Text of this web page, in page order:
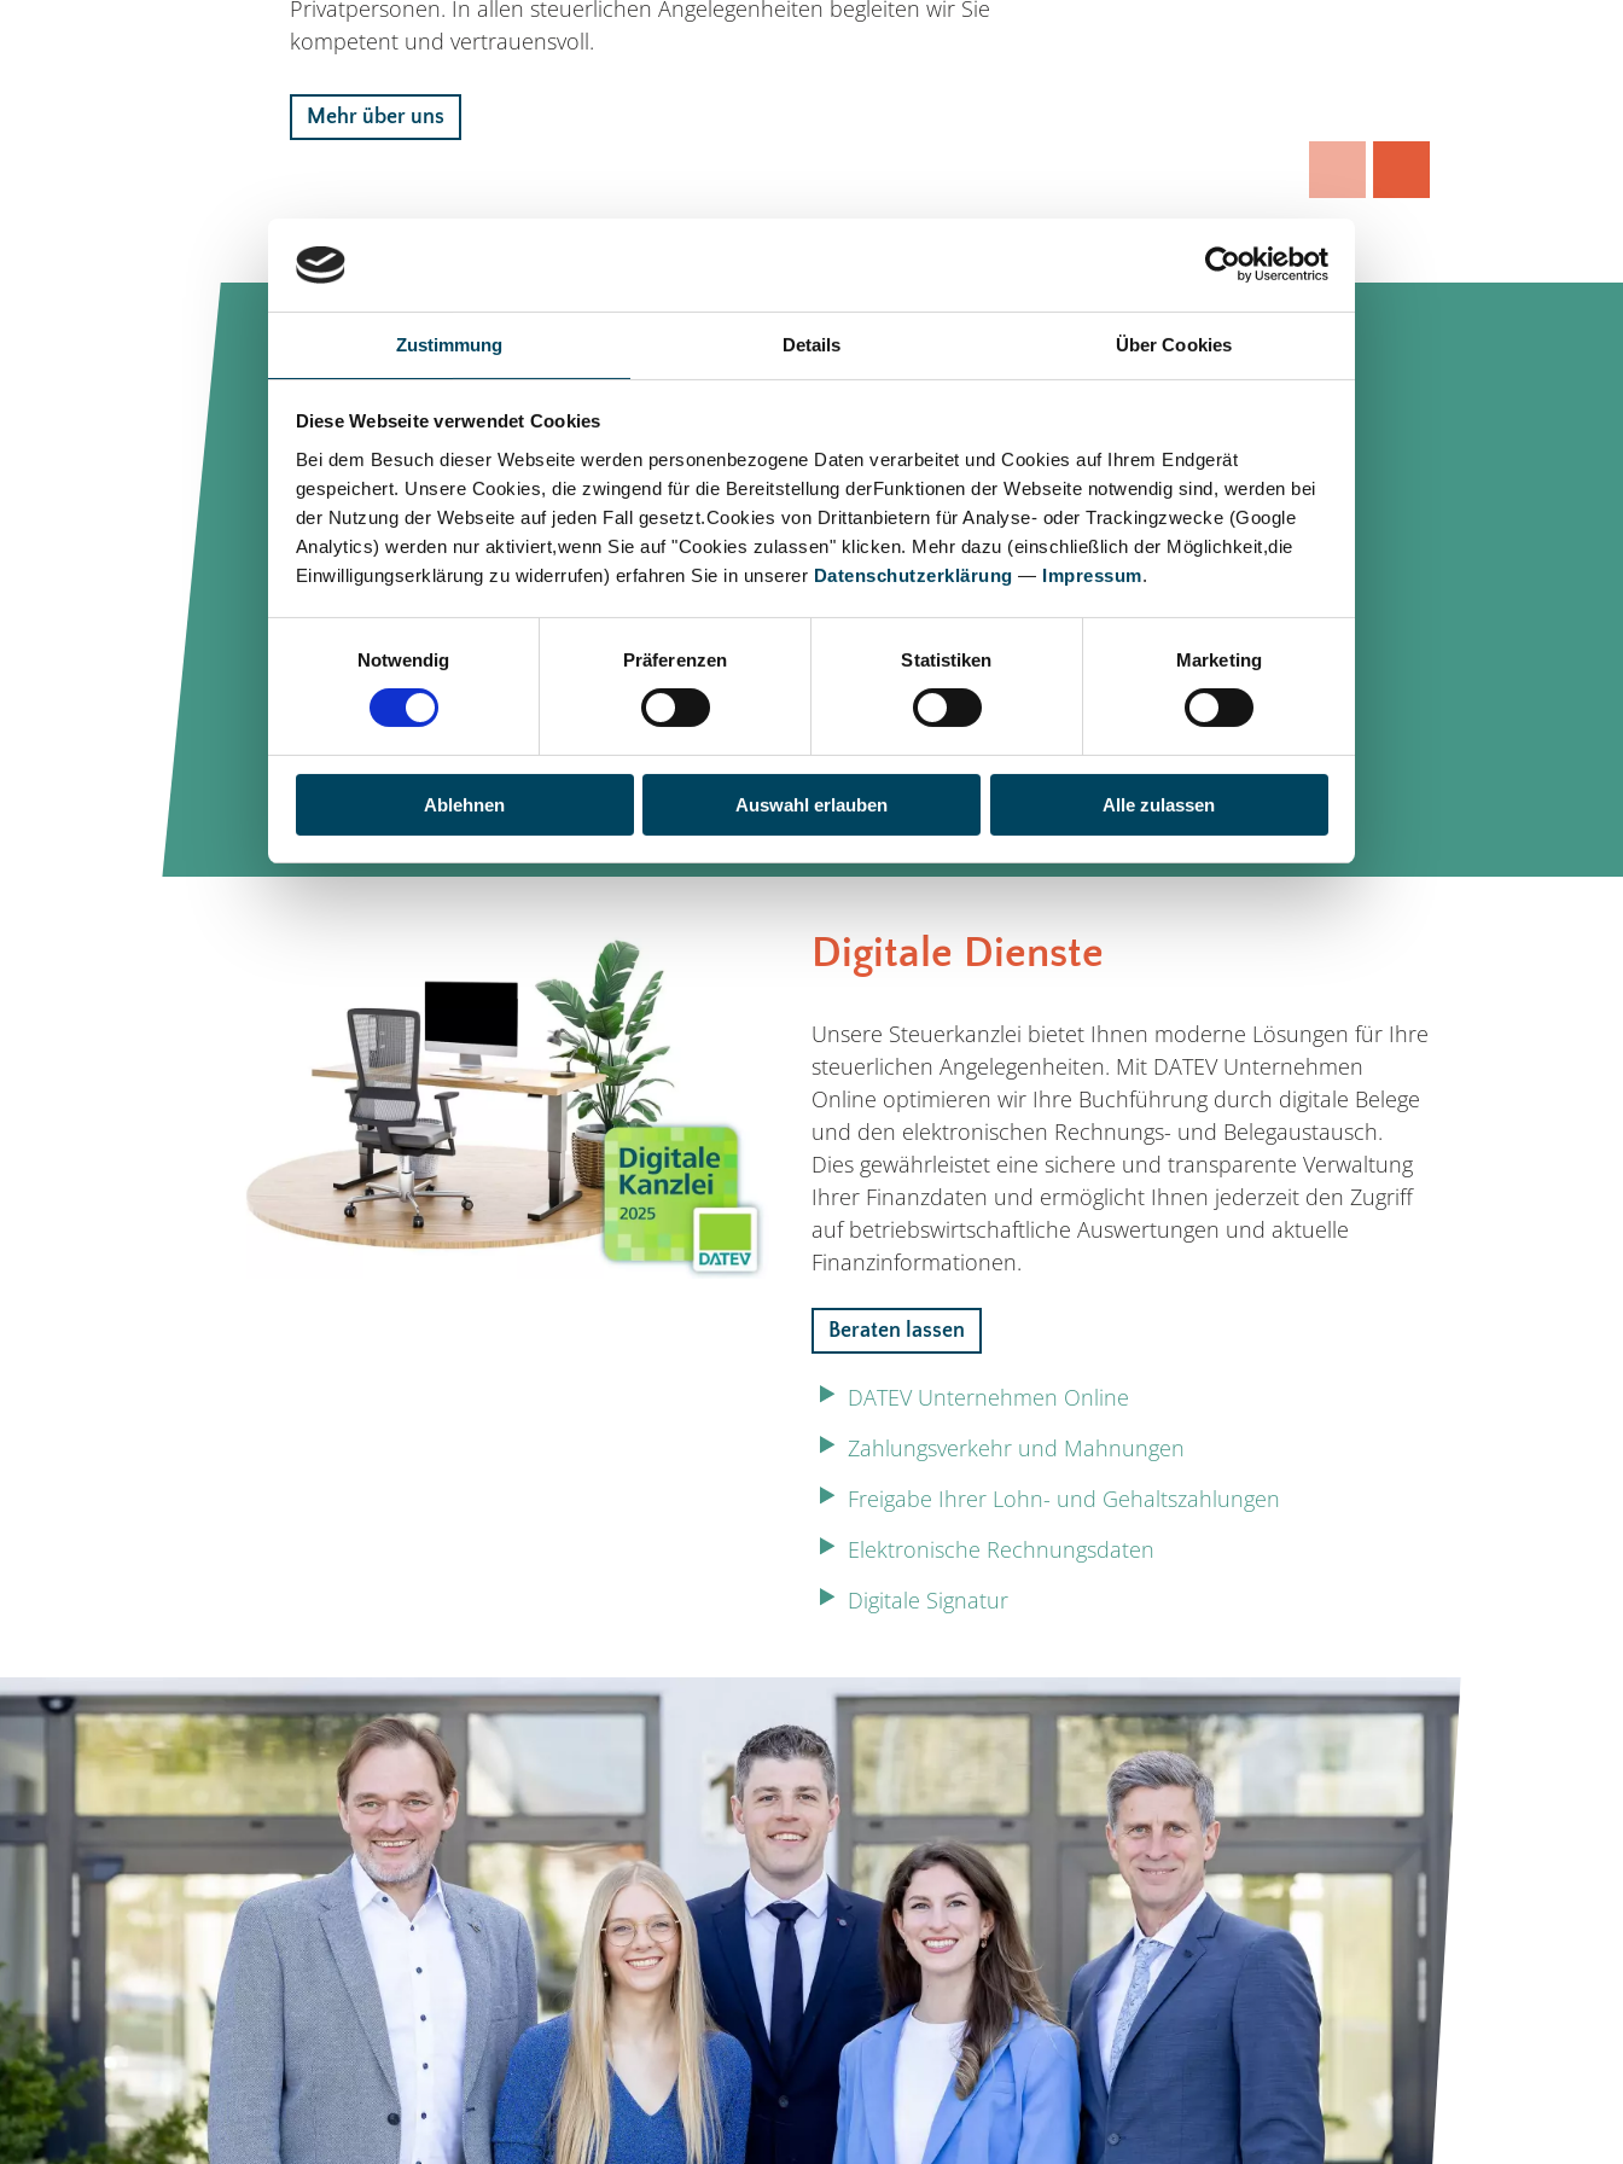
Zustimmung Details Über Cookies
Diese Webseite verwendet Cookies
Bei dem Besuch dieser Webseite werden personenbezogene Daten verarbeitet und Cookies auf Ihrem Endgerät
gespeichert. Unsere Cookies, die zwingend für die Bereitstellung derFunktionen der Webseite notwendig sind, werden bei
der Nutzung der Webseite auf jeden Fall gesetzt.Cookies von Drittanbietern für Analyse- oder Trackingzwecke (Google
Analytics) werden nur aktiviert,wenn Sie auf "Cookies zulassen" klicken. Mehr dazu (einschließlich der Möglichkeit,die
Einwilligungserklärung zu widerrufen) erfahren Sie in unserer Datenschutzerklärung — Impressum.
Notwendig
Präferenzen Statistiken Marketing
Ablehnen Auswahl erlauben Alle zulassen
Privatpersonen. In allen steuerlichen Angelegenheiten begleiten wir Sie
kompetent und vertrauensvoll.
Mehr über uns
Unternehmerisches Denken und Handeln
im Sinne unserer Mandanten ist der
Grundgedanke unserer Philosophie,
unserer Kanzlei und unseres ganzen
Teams.Bei uns steht der Mensch im
Mittelpunkt.“
HALBIG HAHN MARKERT,
Ihre Steuerberatungsgesellschaft aus Seligenstadt
Digitale Dienste
Unsere Steuerkanzlei bietet Ihnen moderne Lösungen für Ihre
steuerlichen Angelegenheiten. Mit DATEV Unternehmen
Online optimieren wir Ihre Buchführung durch digitale Belege
und den elektronischen Rechnungs- und Belegaustausch.
Dies gewährleistet eine sichere und transparente Verwaltung
Ihrer Finanzdaten und ermöglicht Ihnen jederzeit den Zugriff
auf betriebswirtschaftliche Auswertungen und aktuelle
Finanzinformationen.
Beraten lassen
DATEV Unternehmen Online
Zahlungsverkehr und Mahnungen
Freigabe Ihrer Lohn- und Gehaltszahlungen
Elektronische Rechnungsdaten
Digitale Signatur